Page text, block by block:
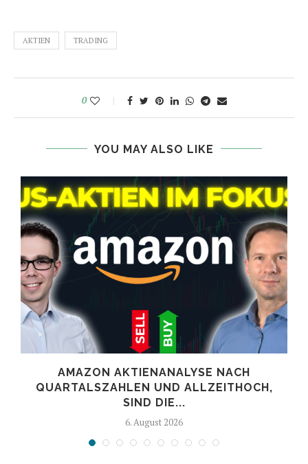
AKTIEN TRADING
0
YOU MAY ALSO LIKE
AMAZON AKTIENANALYSE NACH
QUARTALSZAHLEN UND ALLZEITHOCH,
SIND DIE...
6. August 2026